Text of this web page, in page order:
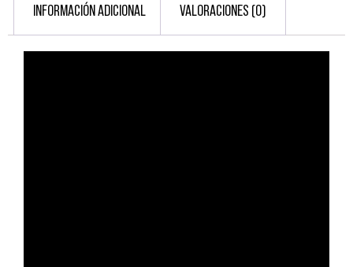
INFORMACIÓN ADICIONAL VALORACIONES (0)